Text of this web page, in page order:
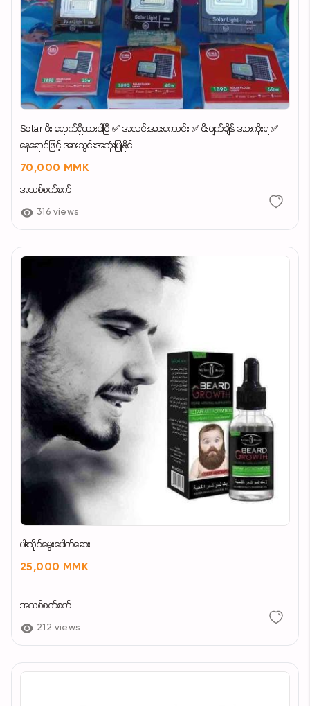
Solar မီး ရောက်ရှိထားပါပြီ ✅ အလင်းအားကောင်း ✅ မီးပျက်ချိန် အားကိုးရ ✅
နေရောင်ဖြင့် အားသွင်းအသုံးပြုနိုင်
70,000 MMK
အသစ်စက်စက်
316 views
ပါးသိုင်မွေးပေါက်ဆေး
25,000 MMK
အသစ်စက်စက်
212 views